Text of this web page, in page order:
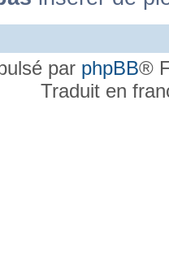
par phpBB®
Traduit en